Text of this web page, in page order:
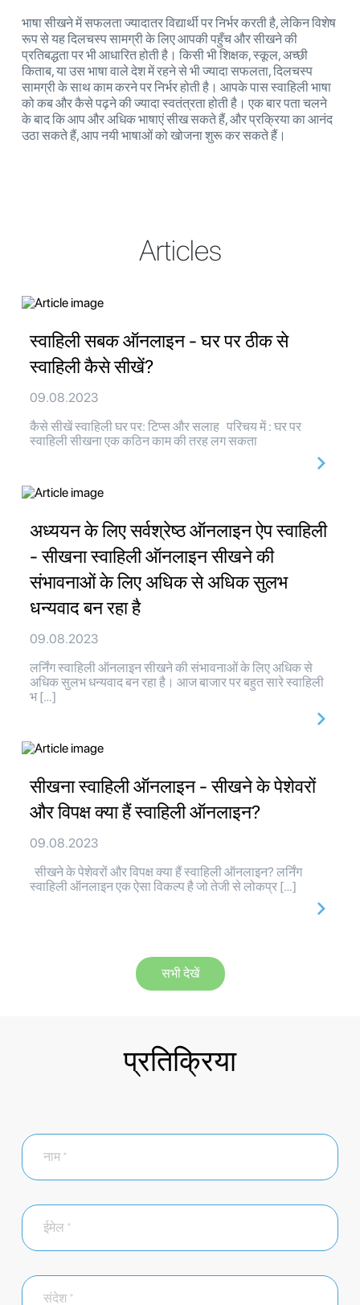
भाषा सीखने में सफलता ज्यादातर विद्यार्थी पर निर्भर करती है, लेकिन विशेष
रूप से यह दिलचस्प सामग्री के लिए आपकी पहुँच और सीखने की
प्रतिबद्धता पर भी आधारित होती है। किसी भी शिक्षक, स्कूल, अच्छी
किताब, या उस भाषा वाले देश में रहने से भी ज्यादा सफलता, दिलचस्प
सामग्री के साथ काम करने पर निर्भर होती है। आपके पास स्वाहिली भाषा
को कब और कैसे पढ़ने की ज्यादा स्वतंत्रता होती है। एक बार पता चलने
के बाद कि आप और अधिक भाषाएं सीख सकते हैं, और प्रक्रिया का आनंद
उठा सकते हैं, आप नयी भाषाओं को खोजना शुरू कर सकते हैं।
Articles
स्वाहिली सबक ऑनलाइन - घर पर ठीक से
स्वाहिली कैसे सीखें?
09.08.2023
कैसे सीखें स्वाहिली घर पर: टिप्स और सलाह परिचय में : घर पर
स्वाहिली सीखना एक कठिन काम की तरह लग सकता
अध्ययन के लिए सर्वश्रेष्ठ ऑनलाइन ऐप स्वाहिली
- सीखना स्वाहिली ऑनलाइन सीखने की
संभावनाओं के लिए अधिक से अधिक सुलभ
धन्यवाद बन रहा है
09.08.2023
लर्निंग स्वाहिली ऑनलाइन सीखने की संभावनाओं के लिए अधिक से
अधिक सुलभ धन्यवाद बन रहा है। आज बाजार पर बहुत सारे स्वाहिली
भ […]
सीखना स्वाहिली ऑनलाइन - सीखने के पेशेवरों
और विपक्ष क्या हैं स्वाहिली ऑनलाइन?
09.08.2023
सीखने के पेशेवरों और विपक्ष क्या हैं स्वाहिली ऑनलाइन? लर्निंग
स्वाहिली ऑनलाइन एक ऐसा विकल्प है जो तेजी से लोकप्र […]
सभी देखें
प्रतिक्रिया